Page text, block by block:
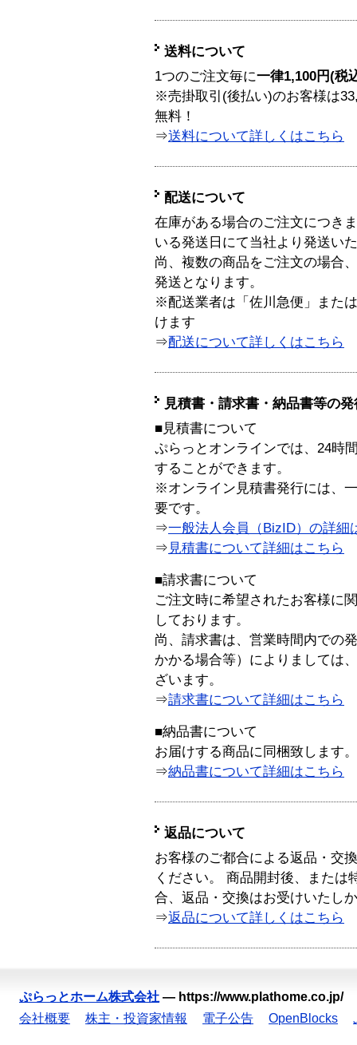
送料について
1つのご注文毎に一律1,100円(税
※売掛取引(後払い)のお客様は
無料！
⇒送料について詳しくはこちら
配送について
在庫がある場合のご注文につき
いる発送日にて当社より発送い
尚、複数の商品をご注文の場合
発送となります。
※配送業者は「佐川急便」また
けます
⇒配送について詳しくはこちら
見積書・請求書・納品書等の
■見積書について
ぷらっとオンラインでは、24時
することができます。
※オンライン見積書発行には、
要です。
⇒一般法人会員（BizID）の詳細
⇒ 見積書について詳細はこちら
■請求書について
ご注文時に希望されたお客様に
しております。
尚、請求書は、営業時間内での
かかる場合等）によりましては
ざいます。
⇒請求書について詳細はこちら
■納品書について
お届けする商品に同梱致します。
⇒納品書について詳細はこちら
返品について
お客様のご都合による返品・交
ください。 商品開封後、または
合、返品・交換はお受けいたし
⇒返品について詳しくはこちら
ぷらっとホーム株式会社 — https://www.plathome.co.jp/
会社概要
株主・投資家情報 電子公告 OpenBlocks